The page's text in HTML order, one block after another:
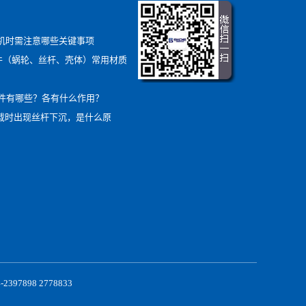
时需注意哪些关键事项
（蜗轮、丝杆、壳体）常用材质
有哪些？各有什么作用？
时出现丝杆下沉，是什么原
2778833